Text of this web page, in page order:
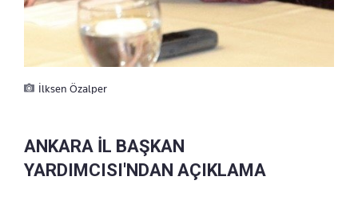
İlksen Özalper
ANKARA İL BAŞKAN
YARDIMCISI'NDAN AÇIKLAMA